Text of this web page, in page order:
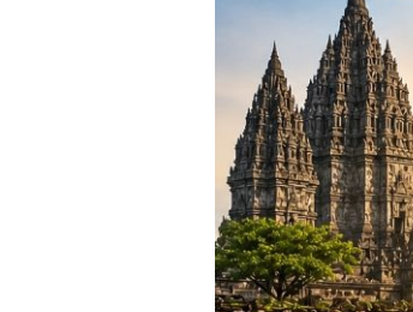
Avanza
Yogyakarta
Promo
DP
Ringan
&
Cicilan
Mulai